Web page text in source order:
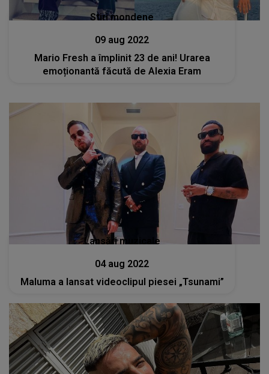
Stiri mondene
09 aug 2022
Mario Fresh a împlinit 23 de ani! Urarea
emoționantă făcută de Alexia Eram
Lansări muzicale
04 aug 2022
Maluma a lansat videoclipul piesei „Tsunami”